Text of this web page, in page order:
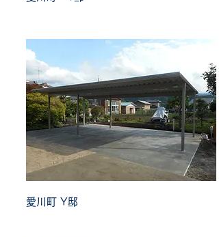
愛川町 Y邸